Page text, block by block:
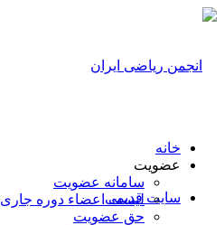
سایت قدیمی
خانه
عضویت
سامانه عضویت
لیست اعضاء دوره جاری
حق عضویت